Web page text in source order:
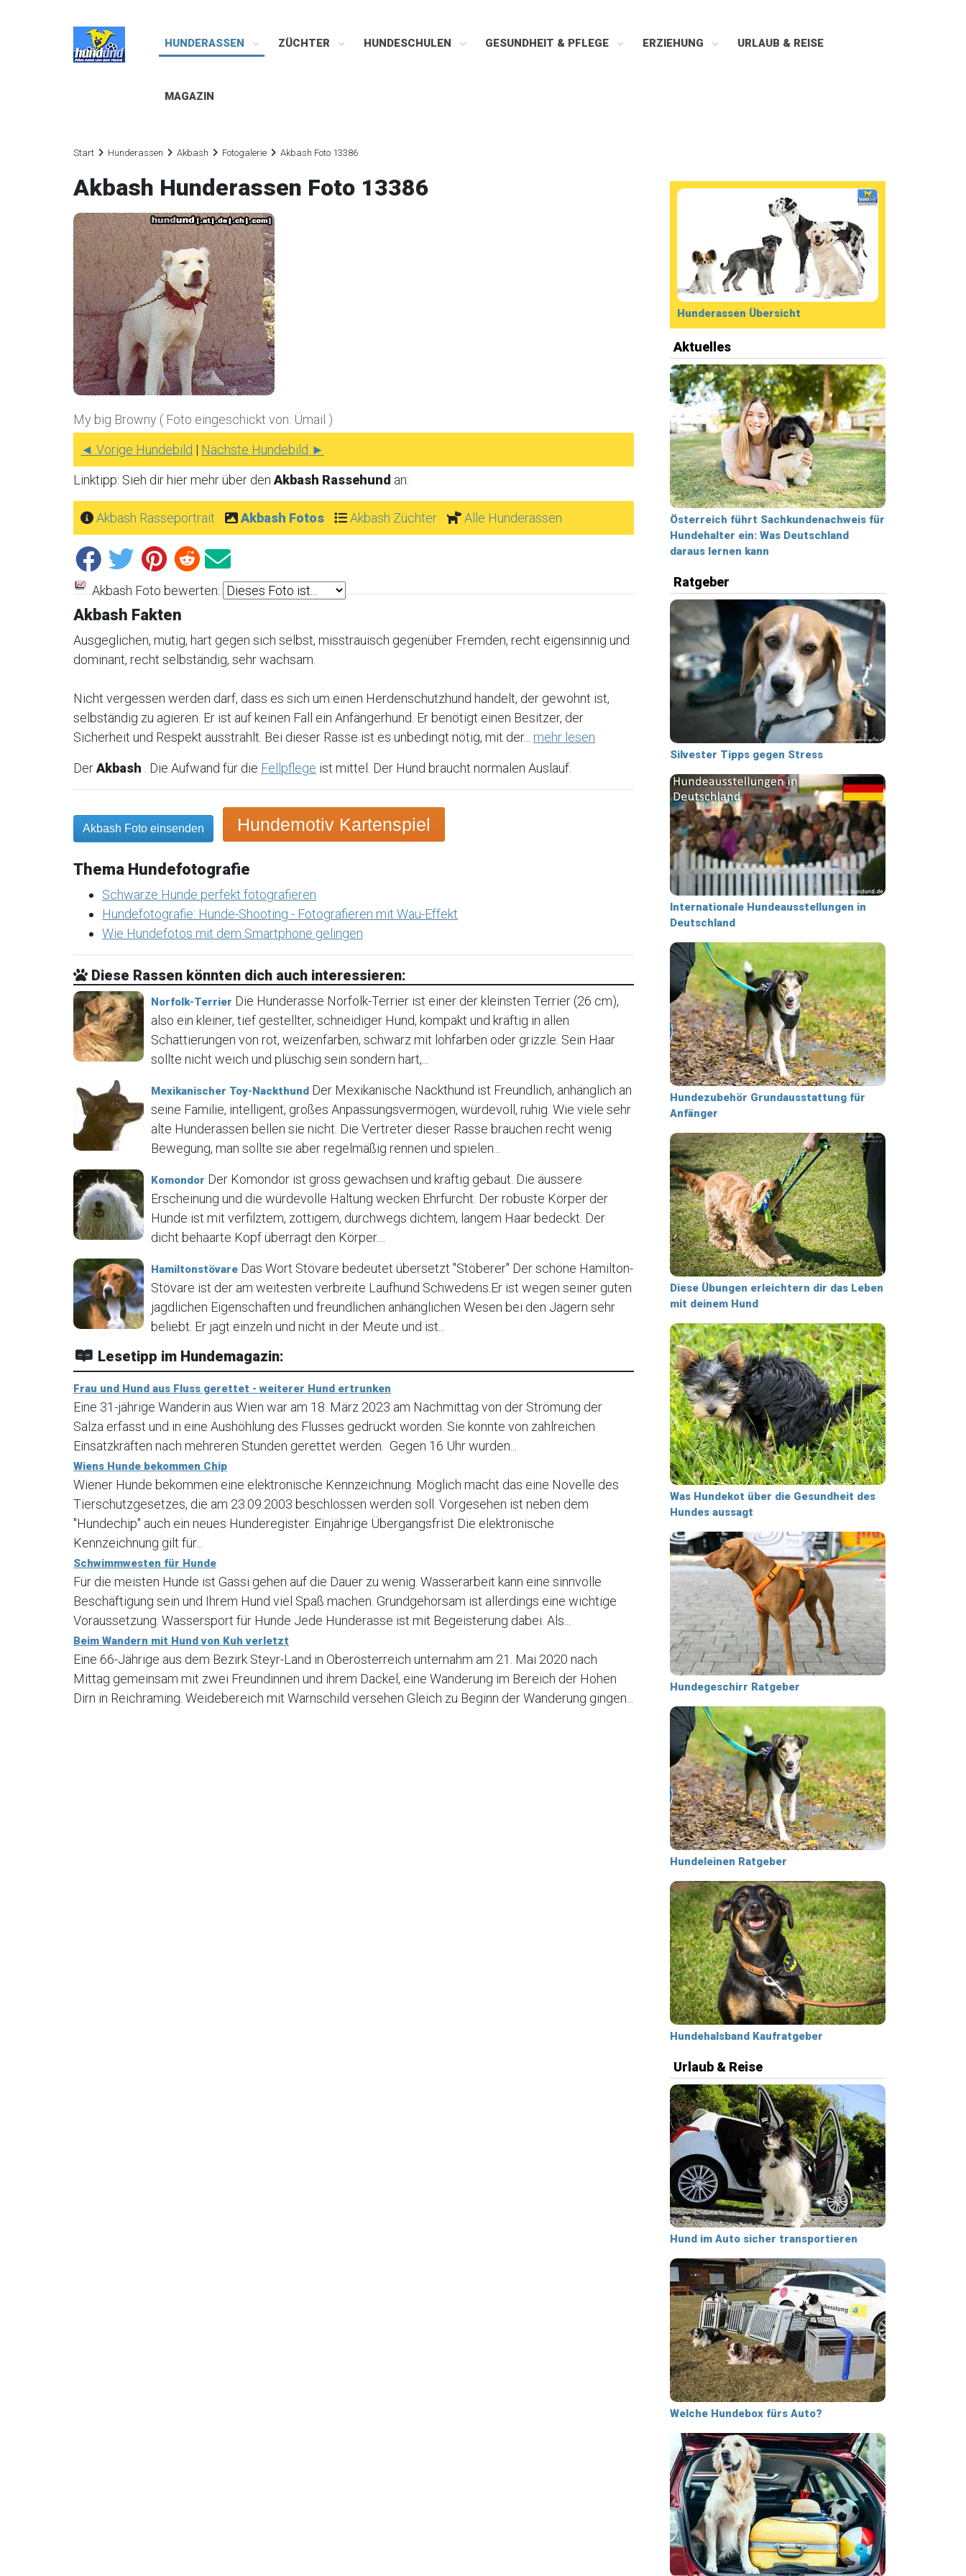
HUNDERASSEN ZÜCHTER HUNDESCHULEN GESUNDHEIT & PFLEGE ERZIEHUNG URLAUB & REISE
MAGAZIN
Start Hunderassen Akbash Fotogalerie Akbash Foto 13386
Akbash Hunderassen Foto 13386
My big Browny ( Foto eingeschickt von: Ümail )
◄ Vorige Hundebild | Nächste Hundebild ►
Linktipp: Sieh dir hier mehr über den Akbash Rassehund an:
Akbash Rasseportrait Akbash Fotos Akbash Züchter Alle Hunderassen
Akbash Foto bewerten:
Akbash Fakten
Ausgeglichen, mutig, hart gegen sich selbst, misstrauisch gegenüber Fremden, recht eigensinnig und
dominant, recht selbständig, sehr wachsam.
Nicht vergessen werden darf, dass es sich um einen Herdenschutzhund handelt, der gewohnt ist,
selbständig zu agieren. Er ist auf keinen Fall ein Anfängerhund. Er benötigt einen Besitzer, der
Sicherheit und Respekt ausstrahlt. Bei dieser Rasse ist es unbedingt nötig, mit der... mehr lesen
DerAkbash . Die Aufwand für die Fellpflege ist mittel. Der Hund braucht normalen Auslauf.
Akbash Foto einsenden Hundemotiv Kartenspiel
Thema Hundefotografie
Schwarze Hunde perfekt fotografieren
Hundefotografie: Hunde-Shooting - Fotografieren mit Wau-Effekt
Wie Hundefotos mit dem Smartphone gelingen
Diese Rassen könnten dich auch interessieren:
Norfolk-Terrier Die Hunderasse Norfolk-Terrier ist einer der kleinsten Terrier (26 cm),
also ein kleiner, tief gestellter, schneidiger Hund, kompakt und kräftig in allen
Schattierungen von rot, weizenfarben, schwarz mit lohfarben oder grizzle. Sein Haar
sollte nicht weich und plüschig sein sondern hart,...
Mexikanischer Toy-Nackthund Der Mexikanische Nackthund ist Freundlich, anhänglich an
seine Familie, intelligent, großes Anpassungsvermögen, würdevoll, ruhig. Wie viele sehr
alte Hunderassen bellen sie nicht. Die Vertreter dieser Rasse brauchen recht wenig
Bewegung, man sollte sie aber regelmäßig rennen und spielen...
Komondor Der Komondor ist gross gewachsen und kräftig gebaut. Die äussere
Erscheinung und die würdevolle Haltung wecken Ehrfurcht. Der robuste Körper der
Hunde ist mit verfilztem, zottigem, durchwegs dichtem, langem Haar bedeckt. Der
dicht behaarte Kopf überragt den Körper....
Hamiltonstövare Das Wort Stövare bedeutet übersetzt "Stöberer" Der schöne Hamilton-
Stövare ist der am weitesten verbreite Laufhund Schwedens.Er ist wegen seiner guten
jagdlichen Eigenschaften und freundlichen anhänglichen Wesen bei den Jägern sehr
beliebt. Er jagt einzeln und nicht in der Meute und ist...
Lesetipp im Hundemagazin:
Frau und Hund aus Fluss gerettet - weiterer Hund ertrunken
Eine 31-jährige Wanderin aus Wien war am 18. März 2023 am Nachmittag von der Strömung der
Salza erfasst und in eine Aushöhlung des Flusses gedrückt worden. Sie konnte von zahlreichen
Einsatzkräften nach mehreren Stunden gerettet werden. Gegen 16 Uhr wurden...
Wiens Hunde bekommen Chip
Wiener Hunde bekommen eine elektronische Kennzeichnung. Möglich macht das eine Novelle des
Tierschutzgesetzes, die am 23.09.2003 beschlossen werden soll. Vorgesehen ist neben dem
"Hundechip" auch ein neues Hunderegister. Einjährige Übergangsfrist Die elektronische
Kennzeichnung gilt für...
Schwimmwesten für Hunde
Für die meisten Hunde ist Gassi gehen auf die Dauer zu wenig. Wasserarbeit kann eine sinnvolle
Beschäftigung sein und Ihrem Hund viel Spaß machen. Grundgehorsam ist allerdings eine wichtige
Voraussetzung. Wassersport für Hunde Jede Hunderasse ist mit Begeisterung dabei. Als...
Beim Wandern mit Hund von Kuh verletzt
Eine 66-Jährige aus dem Bezirk Steyr-Land in Oberösterreich unternahm am 21. Mai 2020 nach
Mittag gemeinsam mit zwei Freundinnen und ihrem Dackel, eine Wanderung im Bereich der Hohen
Dirn in Reichraming. Weidebereich mit Warnschild versehen Gleich zu Beginn der Wanderung gingen...
Hunderassen Übersicht
Aktuelles
Österreich führt Sachkundenachweis für
Hundehalter ein: Was Deutschland
daraus lernen kann
Ratgeber
Silvester Tipps gegen Stress
Internationale Hundeausstellungen in
Deutschland
Hundezubehör Grundausstattung für
Anfänger
Diese Übungen erleichtern dir das Leben
mit deinem Hund
Was Hundekot über die Gesundheit des
Hundes aussagt
Hundegeschirr Ratgeber
Hundeleinen Ratgeber
Hundehalsband Kaufratgeber
Urlaub & Reise
Hund im Auto sicher transportieren
Welche Hundebox fürs Auto?